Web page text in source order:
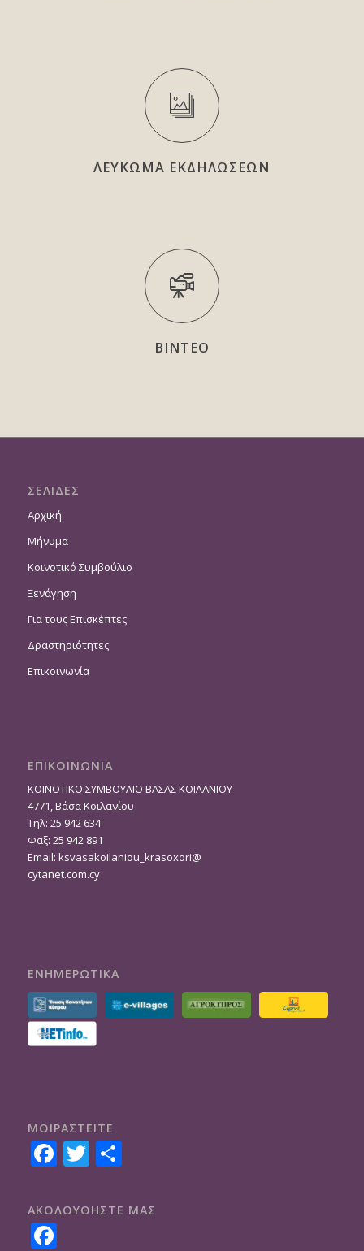
ΛΕΥΚΩΜΑ ΕΚΔΗΛΩΣΕΩΝ
ΒΙΝΤΕΟ
ΣΕΛΙΔΕΣ
Αρχική
Μήνυμα
Κοινοτικό Συμβούλιο
Ξενάγηση
Για τους Επισκέπτες
Δραστηριότητες
Επικοινωνία
ΕΠΙΚΟΙΝΩΝΙΑ
ΚΟΙΝΟΤΙΚΟ ΣΥΜΒΟΥΛΙΟ ΒΑΣΑΣ ΚΟΙΛΑΝΙΟΥ
4771, Βάσα Κοιλανίου
Τηλ: 25 942 634
Φαξ: 25 942 891
Email: ksvasakoilaniou_krasoxori@
cytanet.com.cy
ΕΝΗΜΕΡΩΤΙΚΑ
ΜΟΙΡΑΣTEITE
Facebook
Twitter
Share
ΑΚΟΛΟΥΘΗΣΤΕ ΜΑΣ
Facebook